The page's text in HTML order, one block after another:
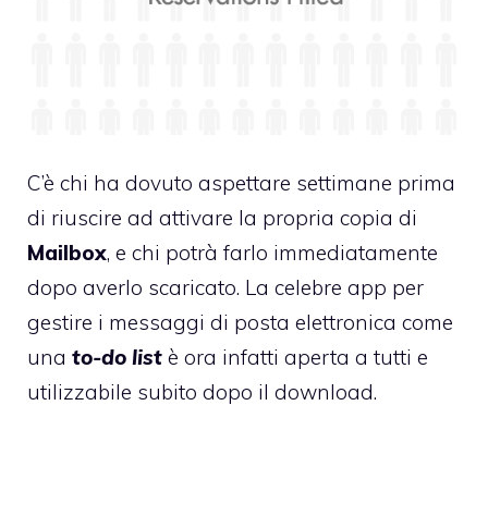
C’è chi ha dovuto aspettare settimane prima
di riuscire ad attivare la propria copia di
Mailbox, e chi potrà farlo immediatamente
dopo averlo scaricato. La celebre app per
gestire i messaggi di posta elettronica come
una to-do list è ora infatti aperta a tutti e
utilizzabile subito dopo il download.